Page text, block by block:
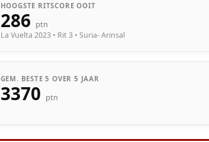
HOOGSTE RITSCORE OOIT
286 ptn
La Vuelta 2023 • Rit 3 • Suria- Arinsal
GEM. BESTE 5 OVER 5 JAAR
3370 ptn